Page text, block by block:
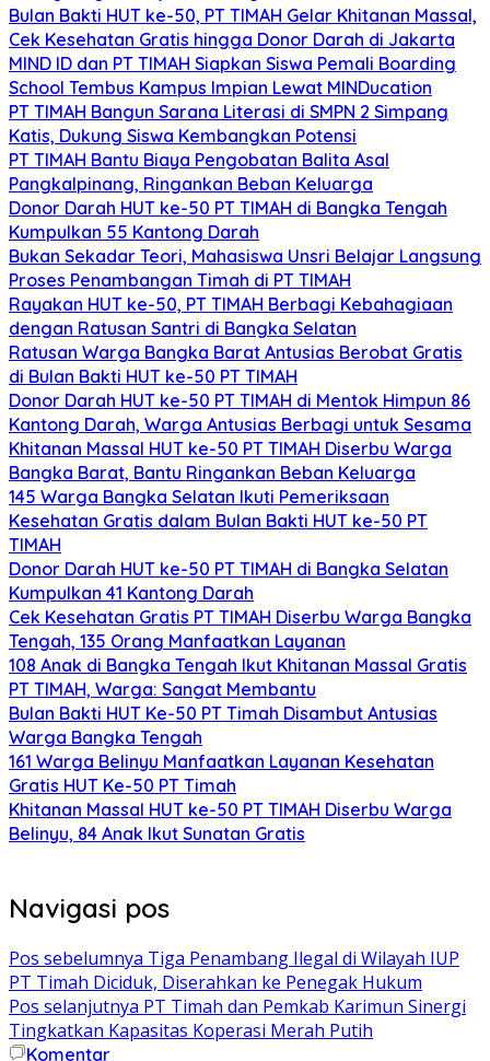
Bulan Bakti HUT ke-50, PT TIMAH Gelar Khitanan Massal,
Cek Kesehatan Gratis hingga Donor Darah di Jakarta
MIND ID dan PT TIMAH Siapkan Siswa Pemali Boarding
School Tembus Kampus Impian Lewat MINDucation
PT TIMAH Bangun Sarana Literasi di SMPN 2 Simpang
Katis, Dukung Siswa Kembangkan Potensi
PT TIMAH Bantu Biaya Pengobatan Balita Asal
Pangkalpinang, Ringankan Beban Keluarga
Donor Darah HUT ke-50 PT TIMAH di Bangka Tengah
Kumpulkan 55 Kantong Darah
Bukan Sekadar Teori, Mahasiswa Unsri Belajar Langsung
Proses Penambangan Timah di PT TIMAH
Rayakan HUT ke-50, PT TIMAH Berbagi Kebahagiaan
dengan Ratusan Santri di Bangka Selatan
Ratusan Warga Bangka Barat Antusias Berobat Gratis
di Bulan Bakti HUT ke-50 PT TIMAH
Donor Darah HUT ke-50 PT TIMAH di Mentok Himpun 86
Kantong Darah, Warga Antusias Berbagi untuk Sesama
Khitanan Massal HUT ke-50 PT TIMAH Diserbu Warga
Bangka Barat, Bantu Ringankan Beban Keluarga
145 Warga Bangka Selatan Ikuti Pemeriksaan
Kesehatan Gratis dalam Bulan Bakti HUT ke-50 PT
TIMAH
Donor Darah HUT ke-50 PT TIMAH di Bangka Selatan
Kumpulkan 41 Kantong Darah
Cek Kesehatan Gratis PT TIMAH Diserbu Warga Bangka
Tengah, 135 Orang Manfaatkan Layanan
108 Anak di Bangka Tengah Ikut Khitanan Massal Gratis
PT TIMAH, Warga: Sangat Membantu
Bulan Bakti HUT Ke-50 PT Timah Disambut Antusias
Warga Bangka Tengah
161 Warga Belinyu Manfaatkan Layanan Kesehatan
Gratis HUT Ke-50 PT Timah
Khitanan Massal HUT ke-50 PT TIMAH Diserbu Warga
Belinyu, 84 Anak Ikut Sunatan Gratis
Navigasi pos
Pos sebelumnya Tiga Penambang Ilegal di Wilayah IUP
PT Timah Diciduk, Diserahkan ke Penegak Hukum
Pos selanjutnya PT Timah dan Pemkab Karimun Sinergi
Tingkatkan Kapasitas Koperasi Merah Putih
Komentar